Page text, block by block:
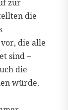
zur
die
die alle
sind –
die
würde.